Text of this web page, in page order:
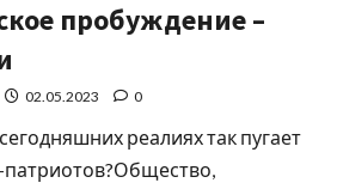
пробуждение –
02.05.2023 0
реалиях так пугает